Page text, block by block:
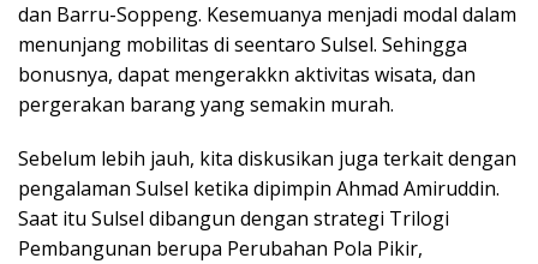
dan Barru-Soppeng. Kesemuanya menjadi modal dalam
menunjang mobilitas di seentaro Sulsel. Sehingga
bonusnya, dapat mengerakkn aktivitas wisata, dan
pergerakan barang yang semakin murah.
Sebelum lebih jauh, kita diskusikan juga terkait dengan
pengalaman Sulsel ketika dipimpin Ahmad Amiruddin.
Saat itu Sulsel dibangun dengan strategi Trilogi
Pembangunan berupa Perubahan Pola Pikir,